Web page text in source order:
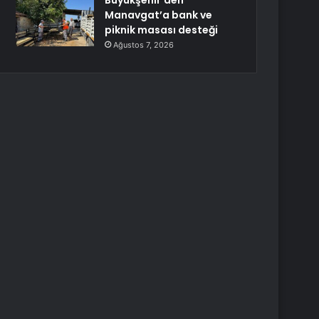
Manavgat’a bank ve
piknik masası desteği
Ağustos 7, 2026